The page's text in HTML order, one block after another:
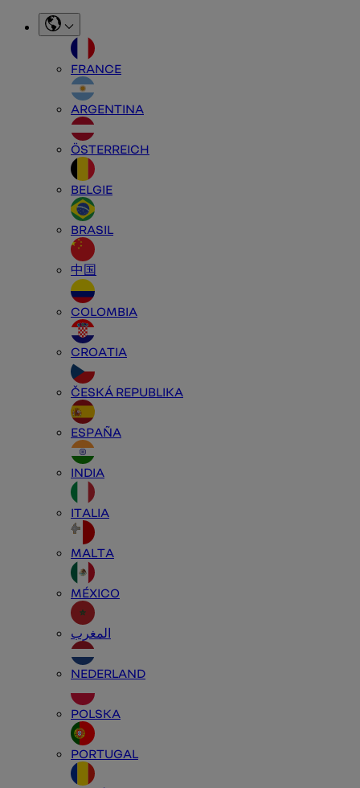
FRANCE
ARGENTINA
ÖSTERREICH
BELGIE
BRASIL
中国
COLOMBIA
CROATIA
ČESKÁ REPUBLIKA
ESPAÑA
INDIA
ITALIA
MALTA
MÉXICO
المغرب
NEDERLAND
POLSKA
PORTUGAL